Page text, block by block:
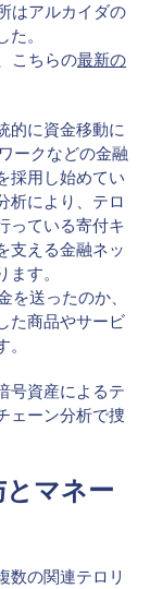
はアルカイダの
。
こちらの最新の
的に資金移動に
ークなどの金融
採用し始めてい
析により、テロ
っている寄付キ
支える金融ネッ
す。
を送ったのか、
た商品やサービ
号資産によるテ
ェーン分析で捜
マネー
数の関連テロリ